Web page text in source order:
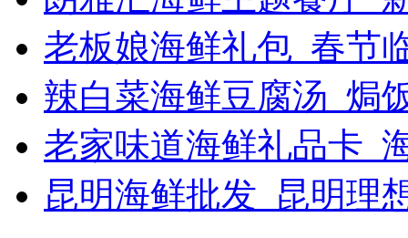
老板娘海鲜礼包_春节
辣白菜海鲜豆腐汤_焗
老家味道海鲜礼品卡_
昆明海鲜批发_昆明理